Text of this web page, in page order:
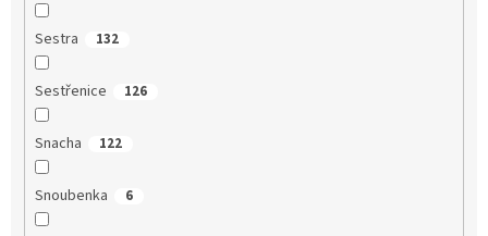
Sestra 132
Sestřenice 126
Snacha 122
Snoubenka 6